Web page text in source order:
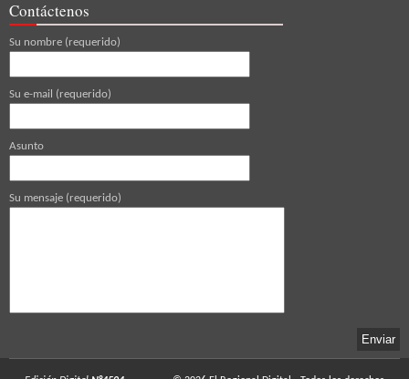
Contáctenos
Su nombre (requerido)
Su e-mail (requerido)
Asunto
Su mensaje (requerido)